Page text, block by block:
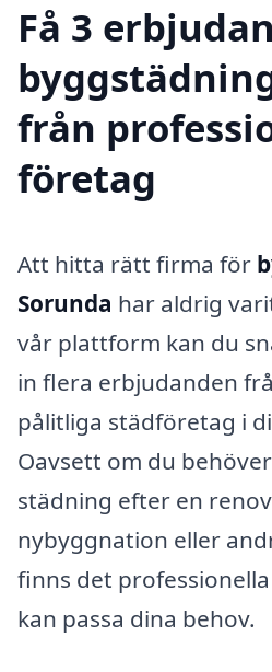
Få 3
från
företag
Att hitta rätt firma för
Sorunda har aldrig
vår plattform kan du
in flera erbjudanden
pålitliga städföretag i
Oavsett om du
städning efter en
nybyggnation eller
finns det
kan passa dina behov.